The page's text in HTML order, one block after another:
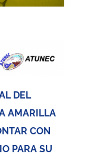
DEL
AMARILLA
CON
PARA SU